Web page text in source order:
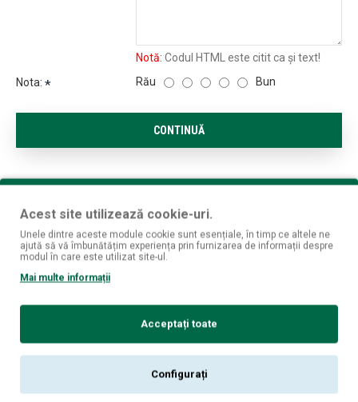
Notă: Codul HTML este citit ca şi text!
Nota:
Rău Bun
CONTINUĂ
Acest site utilizează cookie-uri.
Unele dintre aceste module cookie sunt esențiale, în timp ce altele ne
ajută să vă îmbunătățim experiența prin furnizarea de informații despre
modul în care este utilizat site-ul.
Mai multe informații
Acceptați toate
Configurați